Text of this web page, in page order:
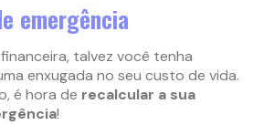
emergência
talvez você tenha
enxugada no seu custo de vida.
é hora de recalcular a sua
!